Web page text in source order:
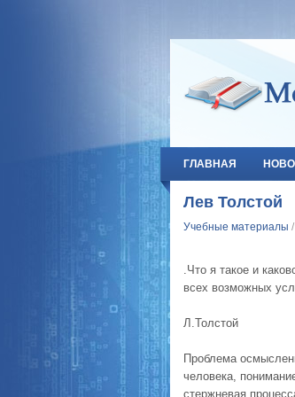
ГЛАВНАЯ
Лев Толстой
Учебные материалы /
.Что я такое и
всех возможных
Л.Толстой
Проблема
человека,
стержневая